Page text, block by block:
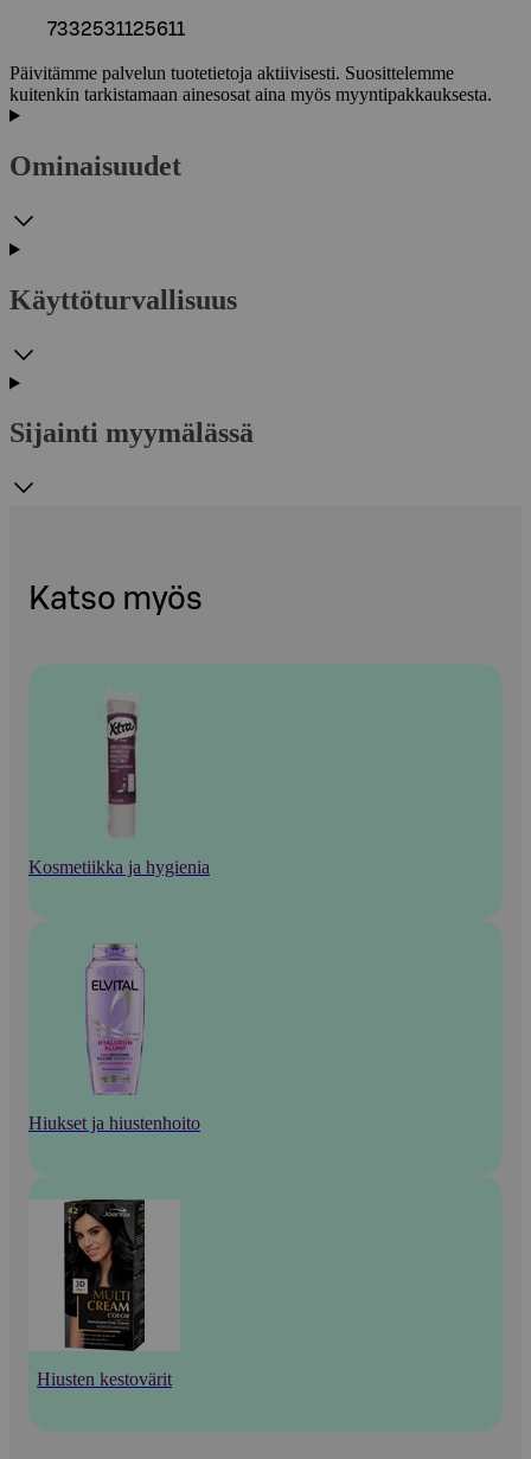
7332531125611
Päivitämme palvelun tuotetietoja aktiivisesti. Suosittelemme
kuitenkin tarkistamaan ainesosat aina myös myyntipakkauksesta.
Ominaisuudet
Käyttöturvallisuus
Sijainti myymälässä
Katso myös
Kosmetiikka ja hygienia
Hiukset ja hiustenhoito
Hiusten kestovärit